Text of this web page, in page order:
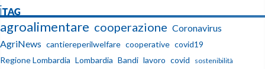
iTAG
agroalimentare cooperazione Coronavirus
AgriNews cantiereperilwelfare cooperative covid19
Regione Lombardia Lombardia Bandi lavoro covid
sostenibilità